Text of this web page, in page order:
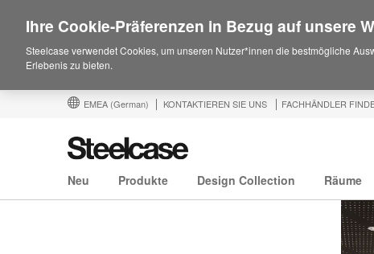
EMEA (German) KONTAKTIEREN SIE UNS FACHHÄNDLER
Neu Produkte Design Collection Räume
Ihre Cookie-Präferenzen in Bezug auf unsere
Steelcase verwendet Cookies, um unseren Nutzer*innen die bestmögliche
Erlebenis zu bieten.